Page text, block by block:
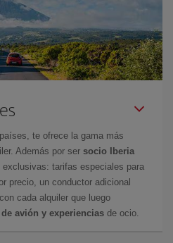
te ofrece la gama más
Además por ser socio Iberia
tarifas especiales para
precio, un conductor adicional
con cada alquiler que luego
avión y experiencias de ocio.